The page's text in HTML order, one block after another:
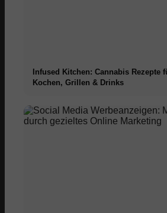
Infused Kitchen: Cannabis Rezepte
Kochen, Grillen & Drinks